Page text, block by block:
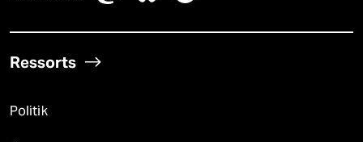
Ressorts
Politik